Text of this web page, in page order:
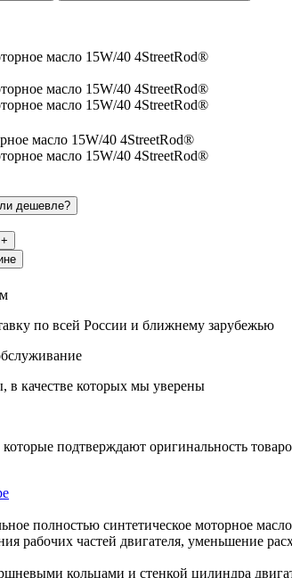
масло 15W/40 4StreetRod®
дешевле?
+
по всей России и ближнему зарубежью
в качестве которых мы уверены
которые подтверждают оригинальность
полностью синтетическое моторное
рабочих частей двигателя, уменьшение
кольцами и стенкой цилиндра